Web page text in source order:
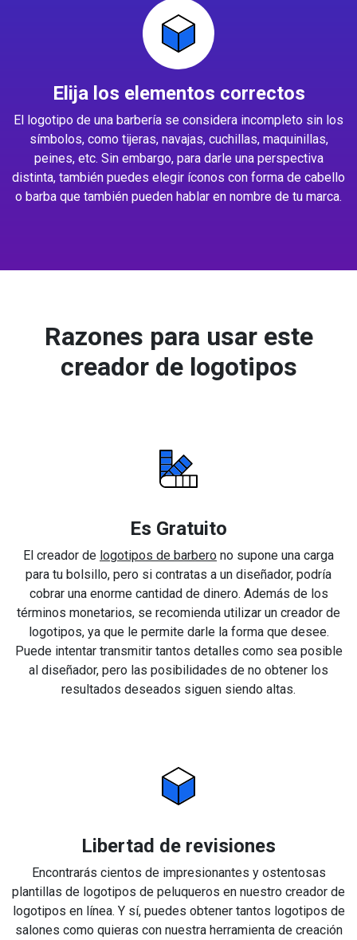
Elija los elementos correctos
El logotipo de una barbería se considera incompleto sin los
símbolos, como tijeras, navajas, cuchillas, maquinillas,
peines, etc. Sin embargo, para darle una perspectiva
distinta, también puedes elegir íconos con forma de cabello
o barba que también pueden hablar en nombre de tu marca.
Razones para usar este
creador de logotipos
Es Gratuito
El creador de logotipos de barbero no supone una carga
para tu bolsillo, pero si contratas a un diseñador, podría
cobrar una enorme cantidad de dinero. Además de los
términos monetarios, se recomienda utilizar un creador de
logotipos, ya que le permite darle la forma que desee.
Puede intentar transmitir tantos detalles como sea posible
al diseñador, pero las posibilidades de no obtener los
resultados deseados siguen siendo altas.
Libertad de revisiones
Encontrarás cientos de impresionantes y ostentosas
plantillas de logotipos de peluqueros en nuestro creador de
logotipos en línea. Y sí, puedes obtener tantos logotipos de
salones como quieras con nuestra herramienta de creación